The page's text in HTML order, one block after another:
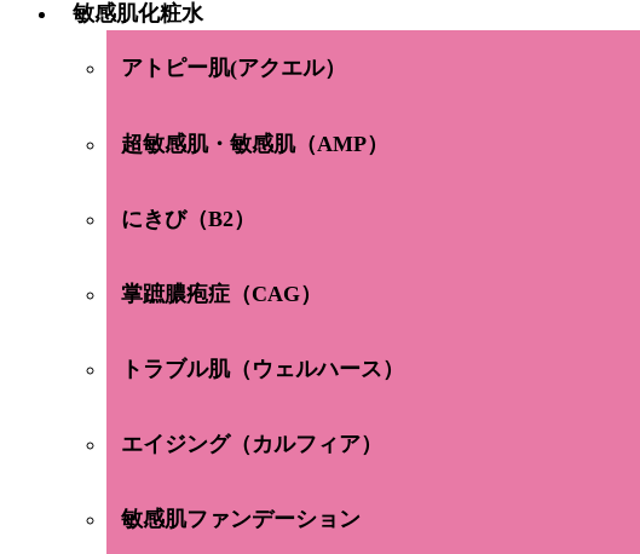
敏感肌化粧水
アトピー肌(アクエル）
超敏感肌・敏感肌（AMP）
にきび（B2）
掌蹠膿疱症（CAG）
トラブル肌（ウェルハース）
エイジング（カルフィア）
敏感肌ファンデーション